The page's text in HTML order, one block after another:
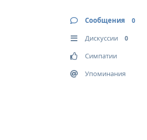
Сообщения 0
Дискуссии 0
Симпатии
Упоминания